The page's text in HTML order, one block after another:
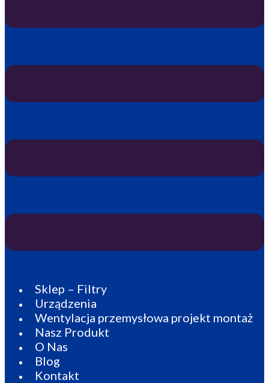
Sklep – Filtry
Urządzenia
Wentylacja przemysłowa projekt montaż
Nasz Produkt
O Nas
Blog
Kontakt